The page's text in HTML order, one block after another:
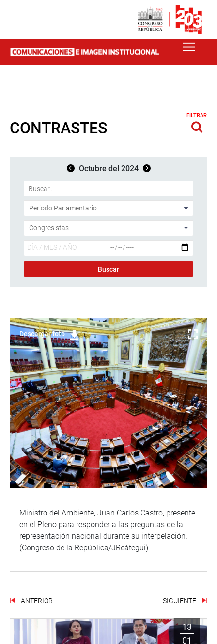
CONTRASTES
FILTRAR
Octubre del 2024
Descargar foto
Ministro del Ambiente, Juan Carlos Castro, presente
en el Pleno para responder a las preguntas de la
representación nacional durante su interpelación.
(Congreso de la República/JReátegui)
ANTERIOR SIGUIENTE
13
01